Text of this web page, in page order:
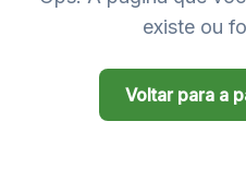
existe ou
Voltar para a